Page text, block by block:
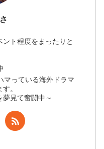
ト程度をまったりと
マっている海外ドラマ
。
見て奮闘中～